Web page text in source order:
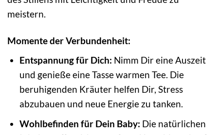
meistern.
Momente der Verbundenheit:
Entspannung für Dich: Nimm Dir eine Auszeit
und genieße eine Tasse warmen Tee. Die
beruhigenden Kräuter helfen Dir, Stress
abzubauen und neue Energie zu tanken.
Wohlbefinden für Dein Baby: Die natürlichen